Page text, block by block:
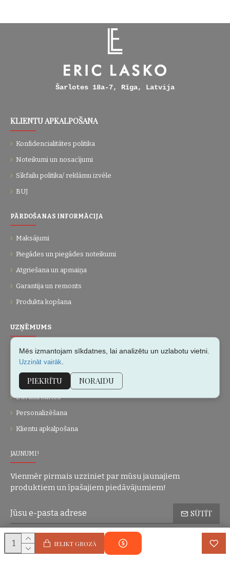
IELIKT GROZĀ
Šarlotes 18a-7, Rīga, Latvija
KLIENTU APKALPOŠANA
Konfidencialitātes politika
Noteikumi un nosacījumi
Sīkfailu politika/ reklāmu izvēle
BUJ
PĀRDOŠANAS INFORMĀCIJA
Maksājumi
Piegādes un piegādes noteikumi
Atgriešana un apmaiņa
Garantija un remonts
Produkta kopšana
UZŅĒMUMS
Par mums
Kontakti
Vietnes karte
Dāvanu kartes
Personalizēšana
Klientu apkalpošana
JAUNUMI!
Vienmēr pirmais uzziniet par mūsu jaunajiem
produktiem un īpašajiem piedāvājumiem!
SŪTĪT
Esmu iepazinies(-usies) ar sadaļu Konfidencialitātes politika
piekrītu visiem minētajiem noteikumiem
Mēs izmantojam sīkdatnes, lai analizētu un uzlabotu vietni.
Uzzināt vairāk
PIEKRĪTU NORAIDU